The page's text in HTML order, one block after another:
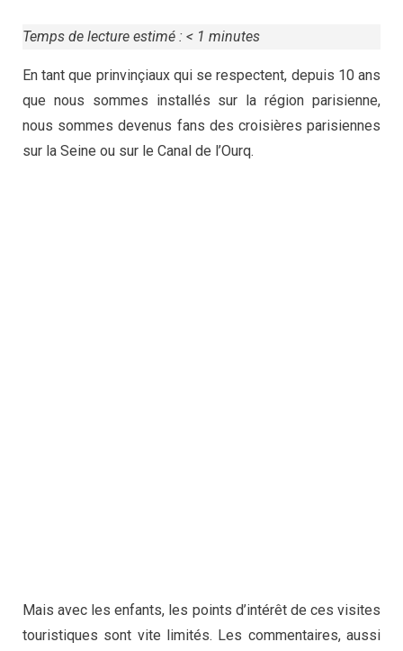
Temps de lecture estimé : < 1 minutes
En tant que prinvinçiaux qui se respectent, depuis 10 ans
que nous sommes installés sur la région parisienne,
nous sommes devenus fans des croisières parisiennes
sur la Seine ou sur le Canal de l’Ourq.
Mais avec les enfants, les points d’intérêt de ces visites
touristiques sont vite limités. Les commentaires, aussi